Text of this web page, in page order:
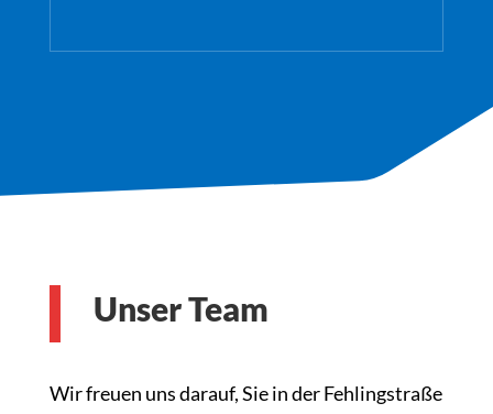
Unser Team
Wir freuen uns darauf, Sie in der Fehlingstraße